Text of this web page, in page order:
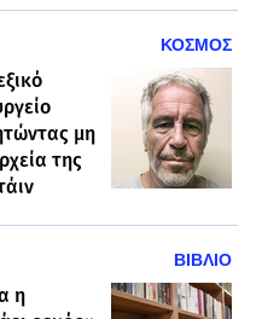
ΚΟΣΜΟΣ
μη
της
ΒΙΒΛΙΟ
η